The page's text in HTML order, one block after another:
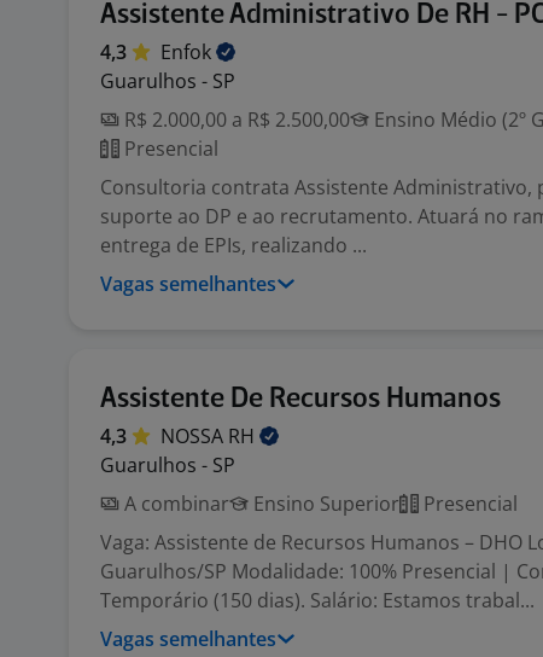
Assistente Administrativo De RH -
4,3
Enfok
Guarulhos - SP
R$ 2.000,00 a R$ 2.500,00
Ensino Médio (2º
Presencial
Consultoria contrata Assistente Administrativo,
suporte ao DP e ao recrutamento. Atuará no
entrega de EPIs, realizando ...
Vagas semelhantes
Assistente De Recursos Humanos
4,3 NOSSA RH
Guarulhos - SP
A combinar
Ensino Superior
Presencial
Vaga: Assistente de Recursos Humanos – DHO
Guarulhos/SP Modalidade: 100% Presencial |
Temporário (150 dias). Salário: Estamos trabal...
Vagas semelhantes